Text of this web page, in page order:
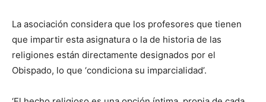
La asociación considera que los profesores que tienen
que impartir esta asignatura o la de historia de las
religiones están directamente designados por el
Obispado, lo que ‘condiciona su imparcialidad’.